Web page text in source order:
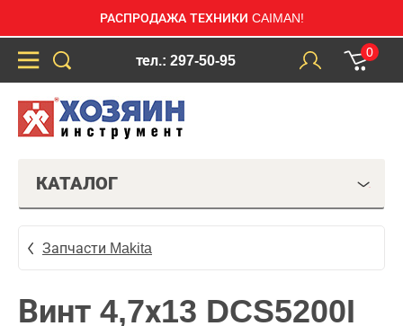
РАСПРОДАЖА ТЕХНИКИ CAIMAN!
тел.: 297-50-95
0
КАТАЛОГ
Запчасти Makita
Винт 4,7х13 DCS5200I